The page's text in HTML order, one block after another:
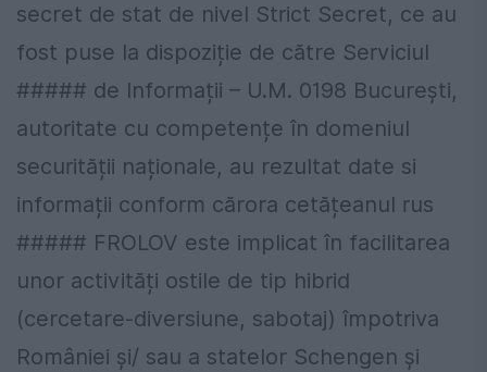
secret de stat de nivel Strict Secret, ce au
fost puse la dispoziție de către Serviciul
##### de Informații – U.M. 0198 București,
autoritate cu competențe în domeniul
securității naționale, au rezultat date si
informații conform cărora cetățeanul rus
##### FROLOV este implicat în facilitarea
unor activități ostile de tip hibrid
(cercetare-diversiune, sabotaj) împotriva
României și/ sau a statelor Schengen și